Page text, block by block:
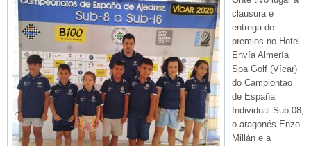
clausura e
entrega de
premios no Hotel
Envía Almería
Spa Golf (Vícar)
do Campiontao
de España
Individual Sub 08,
o aragonés Enzo
Millán e a